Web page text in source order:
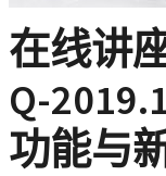
在线讲
Q-
功能与